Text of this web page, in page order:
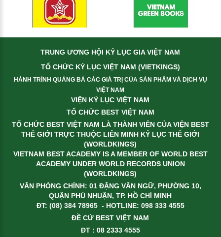
TRUNG ƯƠNG HỘI KỶ LỤC GIA VIỆT NAM
TỔ CHỨC KỶ LỤC VIỆT NAM (VIETKINGS)
HÀNH TRÌNH QUẢNG BÁ CÁC GIÁ TRỊ CỦA SẢN PHẨM VÀ DỊCH VỤ
VIỆT NAM
VIỆN KỶ LỤC VIỆT NAM
TỔ CHỨC BEST VIỆT NAM
TỔ CHỨC BEST VIỆT NAM LÀ THÀNH VIÊN CỦA VIỆN BEST
THẾ GIỚI TRỰC THUỘC LIÊN MINH KỶ LỤC THẾ GIỚI
(WORLDKINGS)
VIETNAM BEST ACADEMY IS A MEMBER OF WORLD BEST
ACADEMY UNDER WORLD RECORDS UNION
(WORLDKINGS)
VĂN PHÒNG CHÍNH: 01 ĐẶNG VĂN NGỮ, PHƯỜNG 10,
QUẬN PHÚ NHUẬN, TP. HỒ CHÍ MINH
ĐT: (08) 384 78965 - HOTLINE: 098 333 4555
ĐỀ CỬ BEST VIỆT NAM
ĐT : 08 2333 4555